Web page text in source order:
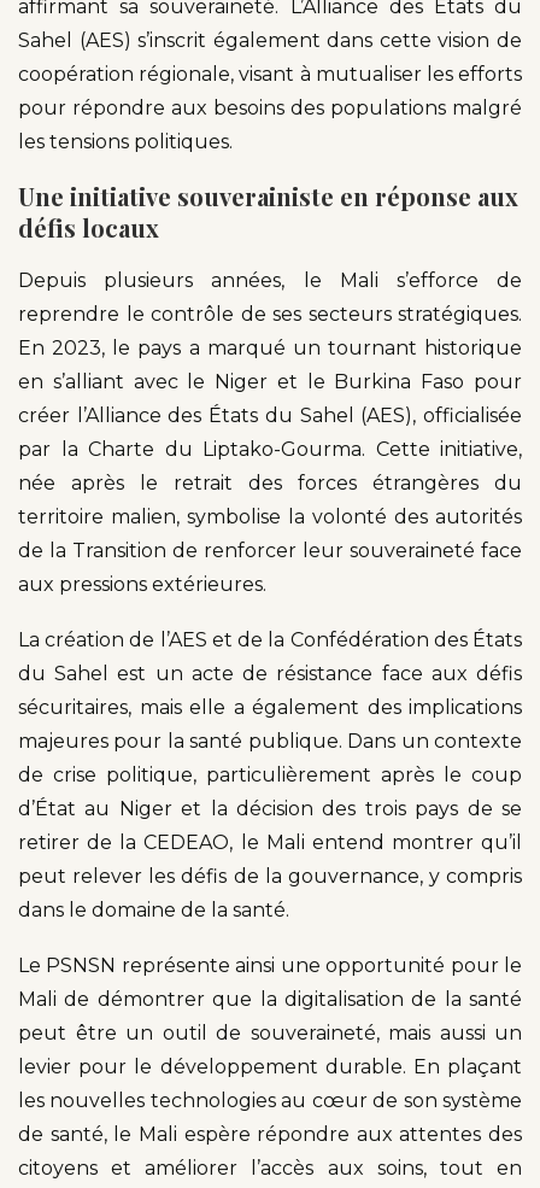
affirmant sa souveraineté. L’Alliance des États du
Sahel (AES) s’inscrit également dans cette vision de
coopération régionale, visant à mutualiser les efforts
pour répondre aux besoins des populations malgré
les tensions politiques.
Une initiative souverainiste en réponse aux
défis locaux
Depuis plusieurs années, le Mali s’efforce de
reprendre le contrôle de ses secteurs stratégiques.
En 2023, le pays a marqué un tournant historique
en s’alliant avec le Niger et le Burkina Faso pour
créer l’Alliance des États du Sahel (AES), officialisée
par la Charte du Liptako-Gourma. Cette initiative,
née après le retrait des forces étrangères du
territoire malien, symbolise la volonté des autorités
de la Transition de renforcer leur souveraineté face
aux pressions extérieures.
La création de l’AES et de la Confédération des États
du Sahel est un acte de résistance face aux défis
sécuritaires, mais elle a également des implications
majeures pour la santé publique. Dans un contexte
de crise politique, particulièrement après le coup
d’État au Niger et la décision des trois pays de se
retirer de la CEDEAO, le Mali entend montrer qu’il
peut relever les défis de la gouvernance, y compris
dans le domaine de la santé.
Le PSNSN représente ainsi une opportunité pour le
Mali de démontrer que la digitalisation de la santé
peut être un outil de souveraineté, mais aussi un
levier pour le développement durable. En plaçant
les nouvelles technologies au cœur de son système
de santé, le Mali espère répondre aux attentes des
citoyens et améliorer l’accès aux soins, tout en